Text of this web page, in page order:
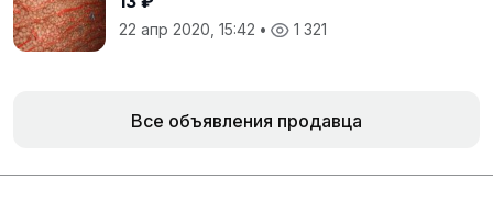
22 апр 2020, 15:42 • 1 321
Все объявления продавца